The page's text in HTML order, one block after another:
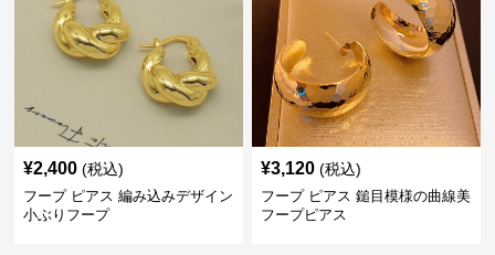
¥2,400 (税込)
フープ ピアス 編み込みデザイン
小ぶりフープ
¥3,120 (税込)
フープ ピアス 鎚目模様の曲線美
フープピアス